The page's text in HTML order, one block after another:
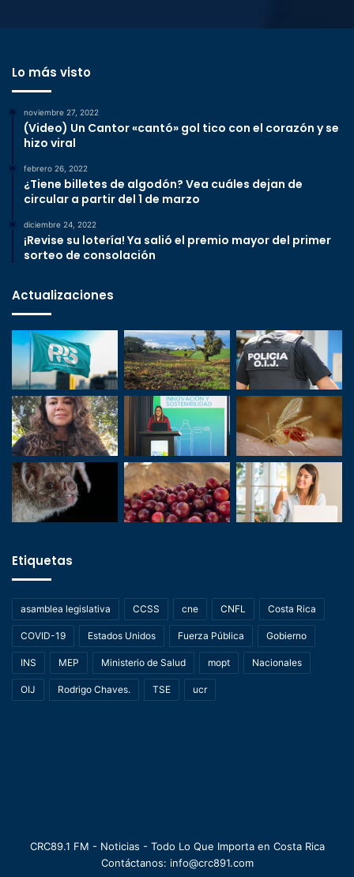
Lo más visto
noviembre 27, 2022
(Video) Un Cantor «cantó» gol tico con el corazón y se
hizo viral
febrero 26, 2022
¿Tiene billetes de algodón? Vea cuáles dejan de
circular a partir del 1 de marzo
diciembre 24, 2022
¡Revise su lotería! Ya salió el premio mayor del primer
sorteo de consolación
Actualizaciones
Etiquetas
asamblea legislativa CCSS cne CNFL Costa Rica
COVID-19 Estados Unidos Fuerza Pública Gobierno
INS MEP Ministerio de Salud mopt Nacionales
OIJ Rodrigo Chaves. TSE ucr
CRC89.1 FM - Noticias - Todo Lo Que Importa en Costa Rica
Contáctanos: info@crc891.com